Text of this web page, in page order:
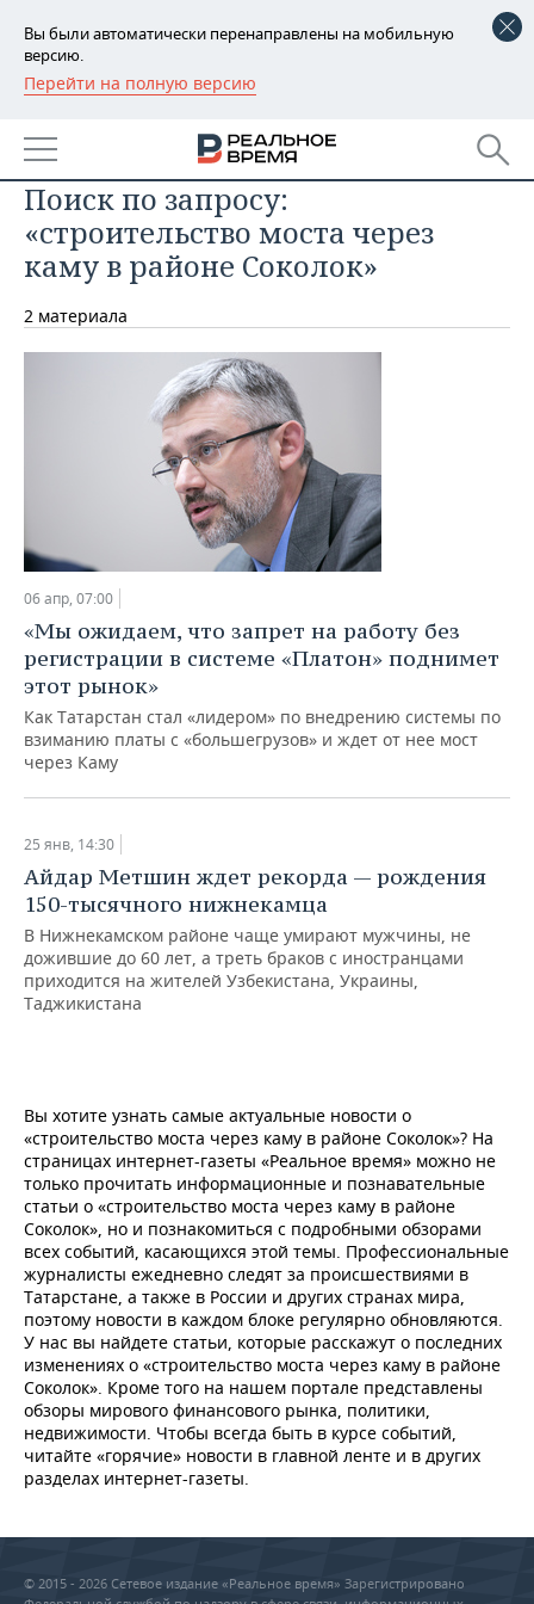
Вы были автоматически перенаправлены на мобильную
версию.
Перейти на полную версию
РЕГИОНЫ
БАШКОРТОСТАН
ТАТАРСТАН
УДМУРТИЯ
НОВОСТИ
АНАЛИТИКА
НОВОСТИ АНАЛИТИКИ
ДЕКЛАРАЦИИ О ДОХОДАХ
КОРОЛИ ГОСЗАКАЗА ПФО
ВУЗЫ ТАТАРСТАНА
КОМУ ПРИНАДЛЕЖАТ
ТОРГОВЫЕ ЦЕНТРЫ
ЭКОНОМИКА
НОВОСТИ ЭКОНОМИКИ
ФИНАНСЫ
ПРОМЫШЛЕННОСТЬ
НОВОСТИ
ПРОМЫШЛЕННОСТИ
МАШИНОСТРОЕНИЕ
НЕФТЬ
ОПК
ЭНЕРГЕТИКА
НОВОСТИ НЕДВИЖИМОСТИ
НОВОСТИ АВТО
НОВОСТИ БИЗНЕСА
РОЗНИЧНАЯ ТОРГОВЛЯ
ТРАНСПОРТ
УСЛУГИ
НОВОСТИ ТЕХНОЛОГИЙ
IT
МЕДИА
ТЕЛЕКОММУНИКАЦИИ
НОВОСТИ МЕРОПРИЯТИЙ
ВЫЕЗДНАЯ РЕДАКЦИЯ
БИЗНЕС-БРАНЧИ
ONLINE-КОНФЕРЕНЦИИ
ОТКРЫТАЯ ЛЕКЦИЯ
СПОРТ
НОВОСТИ СПОРТА
ФУТБОЛ
ХОККЕЙ
БАСКЕТБОЛ
ВОЛЕЙБОЛ
КИБЕРСПОРТ
ФИГУРНОЕ КАТАНИЕ
ХОККЕЙ С МЯЧОМ
ОБЩЕСТВО
НОВОСТИ ОБЩЕСТВА
ВЛАСТЬ
ИНФРАСТРУКТУРА
ИСТОРИЯ
КУЛЬТУРА
МЕДИЦИНА
ПРОИСШЕСТВИЯ
ФОТОГАЛЕРЕЯ
СЮЖЕТЫ
СПРАВОЧНИК
СПИСОК ПЕРСОН
СПИСОК КОМПАНИЙ
ПОЛНАЯ ВЕРСИЯ
Поиск по запросу:
«строительство моста через
каму в районе Соколок»
2 материала
06 апр, 07:00
«Мы ожидаем, что запрет на работу без
регистрации в системе «Платон» поднимет
этот рынок»
Как Татарстан стал «лидером» по внедрению системы по
взиманию платы с «большегрузов» и ждет от нее мост
через Каму
25 янв, 14:30
Айдар Метшин ждет рекорда — рождения
150-тысячного нижнекамца
В Нижнекамском районе чаще умирают мужчины, не
дожившие до 60 лет, а треть браков с иностранцами
приходится на жителей Узбекистана, Украины,
Таджикистана
Вы хотите узнать самые актуальные новости о
«строительство моста через каму в районе Соколок»? На
страницах интернет-газеты «Реальное время» можно не
только прочитать информационные и познавательные
статьи о «строительство моста через каму в районе
Соколок», но и познакомиться с подробными обзорами
всех событий, касающихся этой темы. Профессиональные
журналисты ежедневно следят за происшествиями в
Татарстане, а также в России и других странах мира,
поэтому новости в каждом блоке регулярно обновляются.
У нас вы найдете статьи, которые расскажут о последних
изменениях о «строительство моста через каму в районе
Соколок». Кроме того на нашем портале представлены
обзоры мирового финансового рынка, политики,
недвижимости. Чтобы всегда быть в курсе событий,
читайте «горячие» новости в главной ленте и в других
разделах интернет-газеты.
© 2015 - 2026 Сетевое издание «Реальное время» Зарегистрировано